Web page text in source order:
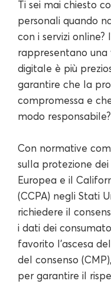
Ti sei mai chiesto
personali quando
con i servizi online?
rappresentano
digitale è più
garantire che la
compromessa e
modo responsabile?
Con normative
sulla protezione dei
Europea e il
(CCPA) negli Stati
richiedere il
i dati dei
favorito l'ascesa
del consenso
per garantire il